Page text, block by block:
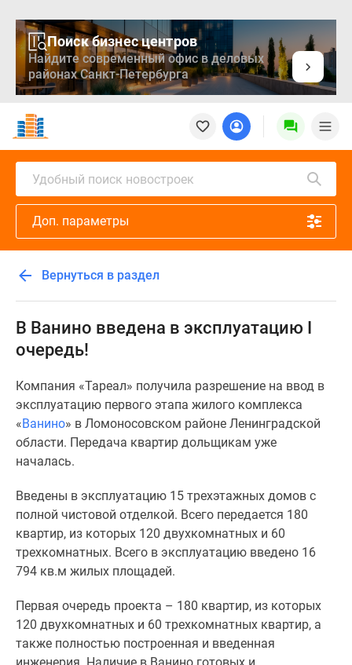
Поиск бизнес центров
Найдите современный офис в деловых
районах Санкт-Петербурга
Новостройки
Квартиры
Ипотека
Медиа
проекте
Контакты
Реклама
сайте
Дзен
Продавцы
Коммерческие
помещения
Квартиры
карте
Эксперты
Машино-
места
предложения
Апартаменты
Новостройки
Удобный поиск новостроек
Доп. параметры
Вернуться в раздел
В Ванино введена в эксплуатацию I
очередь!
Компания «Тареал» получила разрешение на ввод в
эксплуатацию первого этапа жилого комплекса
«Ванино» в Ломоносовском районе Ленинградской
области. Передача квартир дольщикам уже
началась.
Введены в эксплуатацию 15 трехэтажных домов с
полной чистовой отделкой. Всего передается 180
квартир, из которых 120 двухкомнатных и 60
трехкомнатных. Всего в эксплуатацию введено 16
794 кв.м жилых площадей.
Первая очередь проекта – 180 квартир, из которых
120 двухкомнатных и 60 трехкомнатных квартир, а
также полностью построенная и введенная